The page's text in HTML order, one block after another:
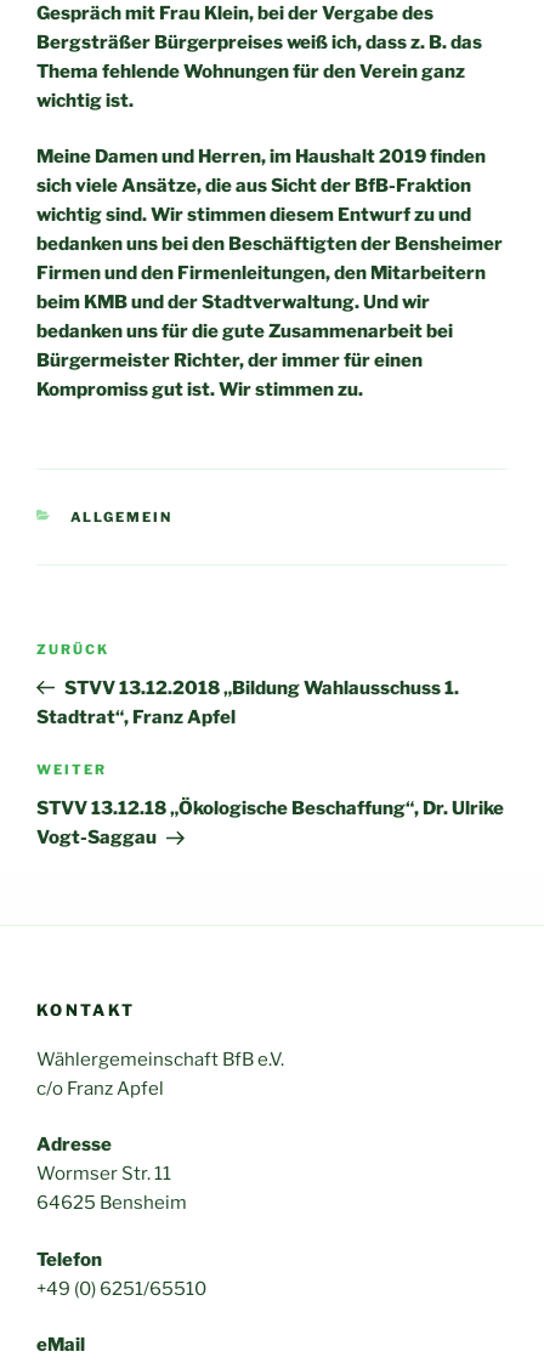
Gespräch mit Frau Klein, bei derVergabe des
Bergsträßer Bürgerpreises weiß ich, dass z. B. das
Thema fehlende Wohnungen für den Verein ganz
wichtig ist.
Meine Damen und Herren,im Haushalt 2019 finden
sich viele Ansätze, die aus Sicht der BfB-Fraktion
wichtig sind. Wir stimmen diesem Entwurf zu und
bedanken uns bei den Beschäftigten der Bensheimer
Firmen undden Firmenleitungen, den Mitarbeitern
beim KMB und derStadtverwaltung. Und wir
bedanken uns für die guteZusammenarbeit bei
Bürgermeister Richter, der immer für einen
Kompromiss gut ist. Wir stimmen zu.
KATEGORIEN
ALLGEMEIN
Beitragsnavigation
Vorheriger
Beitrag
ZURÜCK
STVV 13.12.2018 „Bildung Wahlausschuss 1.
Stadtrat“, Franz Apfel
Nächster
Beitrag
WEITER
STVV 13.12.18 „Ökologische Beschaffung“, Dr. Ulrike
Vogt-Saggau
KONTAKT
Wählergemeinschaft BfB e.V.
c/o Franz Apfel
Adresse
Wormser Str. 11
64625 Bensheim
Telefon
+49 (0) 6251/65510
eMail